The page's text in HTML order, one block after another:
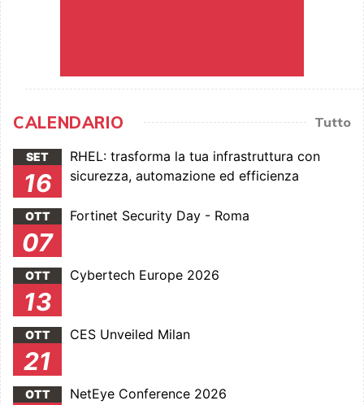
CALENDARIO Tutto
SET
16
RHEL: trasforma la tua infrastruttura con
sicurezza, automazione ed efficienza
OTT
07
Fortinet Security Day - Roma
OTT
13
Cybertech Europe 2026
OTT
21
CES Unveiled Milan
OTT NetEye Conference 2026